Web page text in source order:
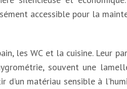
accessible pour la
les WC et la cuisine. Leur
souvent une
matériau sensible à